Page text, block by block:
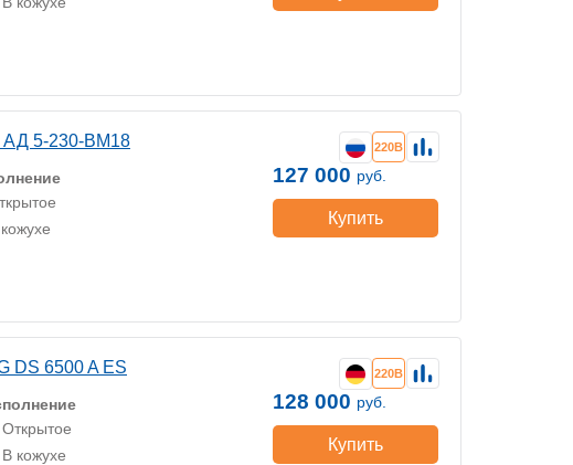
АД 5-230-ВМ18 220В
127 000 руб.
Купить
DS 6500 A ES
Открытое
В кожухе
220В
128 000 руб.
Купить